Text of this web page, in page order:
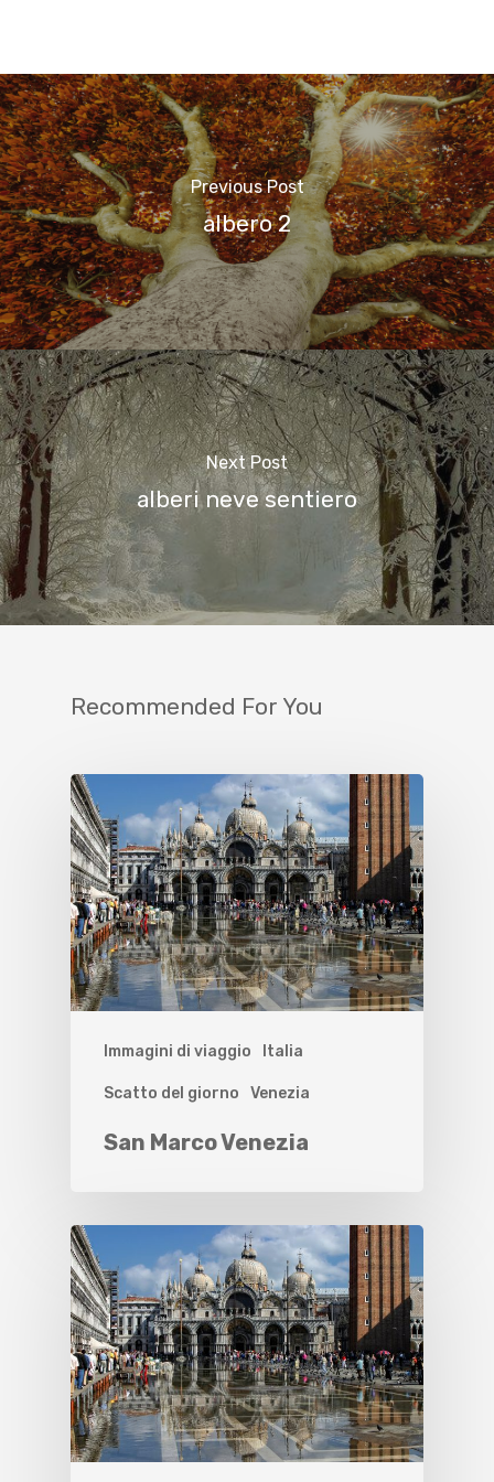
Previous Post
albero 2
Next Post
alberi neve sentiero
Recommended For You
Immagini di viaggio Italia
Scatto del giorno Venezia
San Marco Venezia